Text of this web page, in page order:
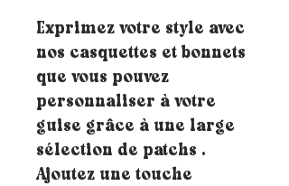
Exprimez votre style avec
nos casquettes et bonnets
que vous pouvez
personnaliser à votre
guise grâce à une large
sélection de patchs .
Ajoutez une touche